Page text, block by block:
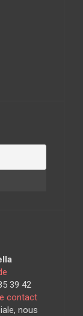
39 42
contact
nous